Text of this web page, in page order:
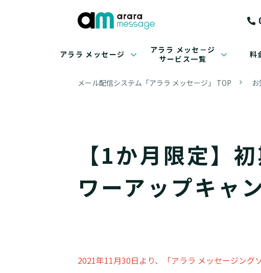
アララ メッセージ
アララ メッセ－ジ
サービス一覧
料
メール配信システム「アララ メッセージ」 TOP
【1か月限定】
ワーアップキャ
2021年11月30日より、「アララ メッセージング